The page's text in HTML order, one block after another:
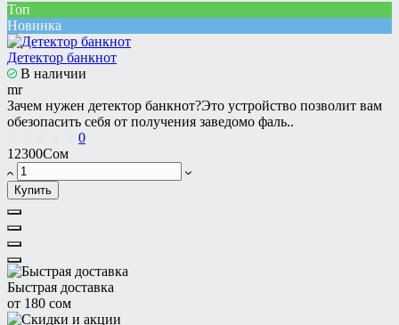
Топ
Новинка
Детектор банкнот
В наличии
mr
Зачем нужен детектор банкнот?Это устройство позволит вам
обезопасить себя от получения заведомо фаль..
0
12300Сом
Купить
Быстрая доставка
от 180 сом